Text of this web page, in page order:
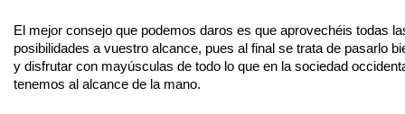
El mejor consejo que podemos daros es que aprovechéis todas
posibilidades a vuestro alcance, pues al final se trata de pasarlo
y disfrutar con mayúsculas de todo lo que en la sociedad
tenemos al alcance de la mano.